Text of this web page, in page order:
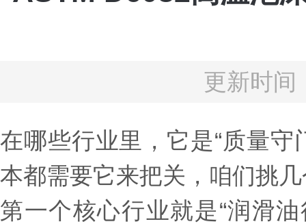
更新时
在哪些行业里，它是“质量
本都需要它来把关，咱们挑
第一个核心行业就是“润滑